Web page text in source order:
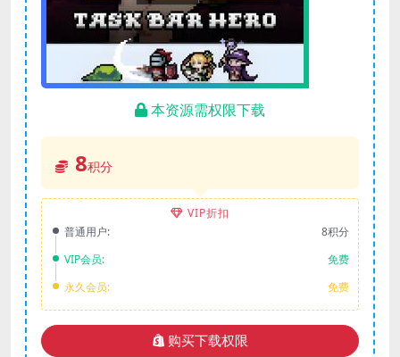
本资源需权限下载
8积分
VIP折扣
普通用户:
8积分
VIP会员:
免费
永久会员:
免费
购买下载权限